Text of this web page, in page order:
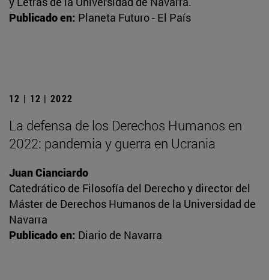
Publicado en: Planeta Futuro - El País
12 | 12 | 2022
La defensa de los Derechos Humanos en
2022: pandemia y guerra en Ucrania
Juan Cianciardo
Catedrático de Filosofía del Derecho y director del
Máster de Derechos Humanos de la Universidad de
Navarra
Publicado en: Diario de Navarra